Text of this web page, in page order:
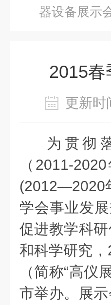
器设备展示
2015春
更新
为贯彻
（2011-
(2012—2020
学会事业发
促进教学科
和科学研究
（简称“高
市举办。展